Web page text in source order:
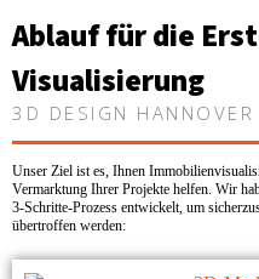
Ablauf für die
Visualisierung
3D DESIGN HANNOVER
Unser Ziel ist es, Ihnen
Vermarktung Ihrer Projekte helfen. Wir
3-Schritte-Prozess entwickelt, um
übertroffen werden: